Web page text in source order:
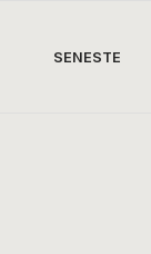
SENESTE